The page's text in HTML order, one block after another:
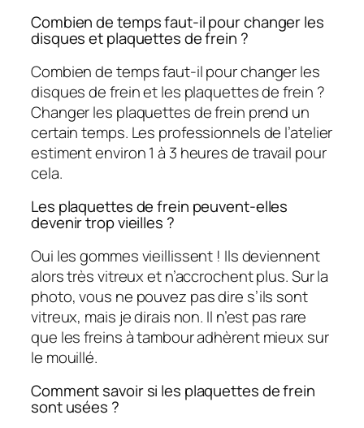
Combien de temps faut-il pour changer les
disques et plaquettes de frein ?
Combien de temps faut-il pour changer les
disques de frein et les plaquettes de frein ?
Changer les plaquettes de frein prend un
certain temps. Les professionnels de l’atelier
estiment environ 1 à 3 heures de travail pour
cela.
Les plaquettes de frein peuvent-elles
devenir trop vieilles ?
Oui les gommes vieillissent ! Ils deviennent
alors très vitreux et n’accrochent plus. Sur la
photo, vous ne pouvez pas dire s’ils sont
vitreux, mais je dirais non. Il n’est pas rare
que les freins à tambour adhèrent mieux sur
le mouillé.
Comment savoir si les plaquettes de frein
sont usées ?